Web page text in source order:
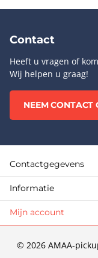
Contact
Heeft u vragen of
Wij helpen u graag!
NEEM CONTACT
Contactgegevens
Informatie
Mijn account
© 2026 AMAA-